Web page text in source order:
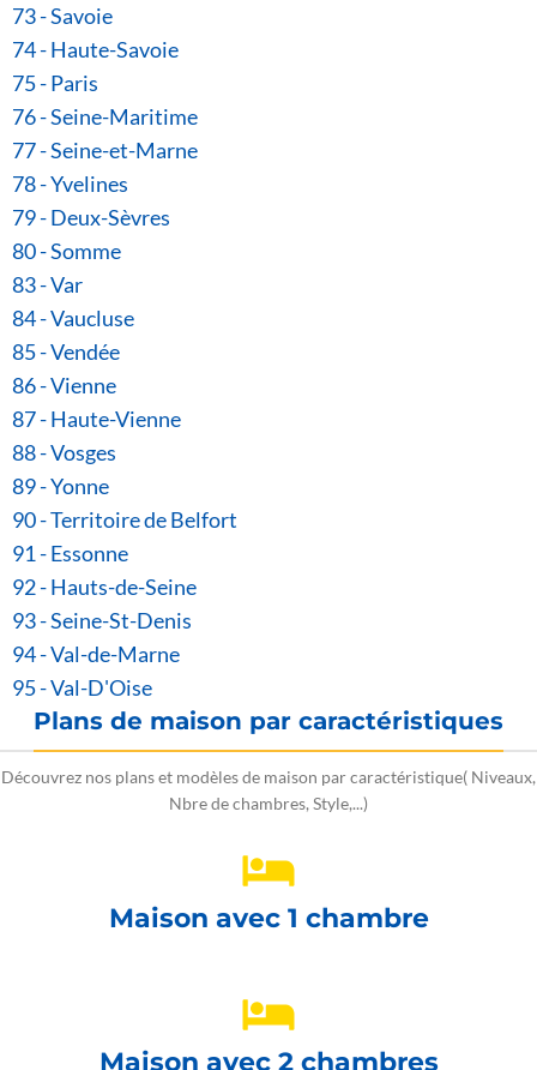
73 - Savoie
74 - Haute-Savoie
75 - Paris
76 - Seine-Maritime
77 - Seine-et-Marne
78 - Yvelines
79 - Deux-Sèvres
80 - Somme
83 - Var
84 - Vaucluse
85 - Vendée
86 - Vienne
87 - Haute-Vienne
88 - Vosges
89 - Yonne
90 - Territoire de Belfort
91 - Essonne
92 - Hauts-de-Seine
93 - Seine-St-Denis
94 - Val-de-Marne
95 - Val-D'Oise
Plans de maison par caractéristiques
Découvrez nos plans et modèles de maison par caractéristique( Niveaux,
Nbre de chambres, Style,...)
Maison avec 1 chambre
Maison avec 2 chambres